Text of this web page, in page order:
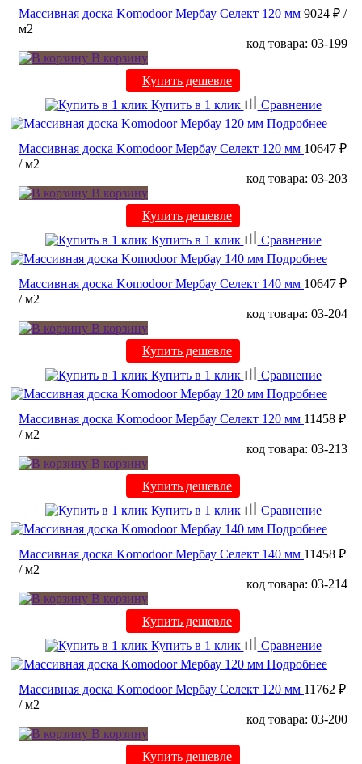
Массивная доска Komodoor Мербау Селект 120 мм 9024 ₽ /
м2
код товара: 03-199
В корзину
Купить дешевле
Купить в 1 клик
Сравнение
Подробнее
Массивная доска Komodoor Мербау Селект 120 мм 10647 ₽
/ м2
код товара: 03-203
В корзину
Купить дешевле
Купить в 1 клик
Сравнение
Подробнее
Массивная доска Komodoor Мербау Селект 140 мм 10647 ₽
/ м2
код товара: 03-204
В корзину
Купить дешевле
Купить в 1 клик
Сравнение
Подробнее
Массивная доска Komodoor Мербау Селект 120 мм 11458 ₽
/ м2
код товара: 03-213
В корзину
Купить дешевле
Купить в 1 клик
Сравнение
Подробнее
Массивная доска Komodoor Мербау Селект 140 мм 11458 ₽
/ м2
код товара: 03-214
В корзину
Купить дешевле
Купить в 1 клик
Сравнение
Подробнее
Массивная доска Komodoor Мербау Селект 120 мм 11762 ₽
/ м2
код товара: 03-200
В корзину
Купить дешевле